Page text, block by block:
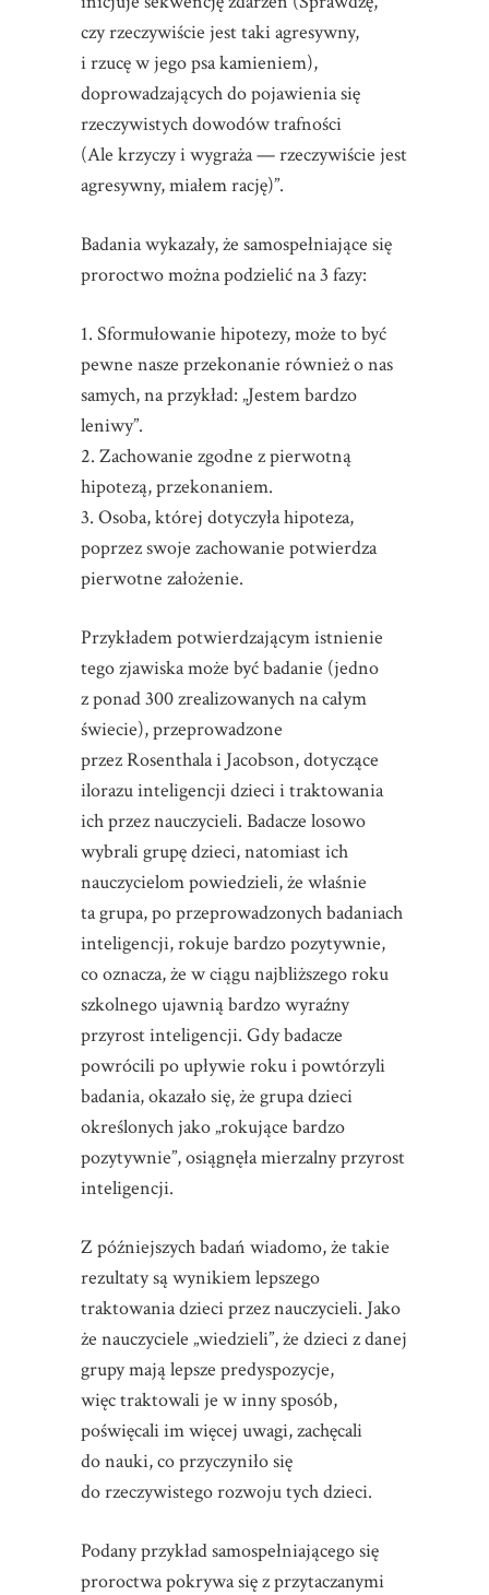
czy rzeczywiście jest taki agresywny,
i rzucę w jego psa kamieniem),
doprowadzających do pojawienia się
rzeczywistych dowodów trafności
(Ale krzyczy i wygraża — rzeczywiście jest
agresywny, miałem rację)”.
Badania wykazały, że samospełniające się
proroctwo można podzielić na 3 fazy:
1. Sformułowanie hipotezy, może to być
pewne nasze przekonanie również o nas
samych, na przykład: „Jestem bardzo
leniwy”.
2. Zachowanie zgodne z pierwotną
hipotezą, przekonaniem.
3. Osoba, której dotyczyła hipoteza,
poprzez swoje zachowanie potwierdza
pierwotne założenie.
Przykładem potwierdzającym istnienie
tego zjawiska może być badanie (jedno
z ponad 300 zrealizowanych na całym
świecie), przeprowadzone
przez Rosenthala i Jacobson, dotyczące
ilorazu inteligencji dzieci i traktowania
ich przez nauczycieli. Badacze losowo
wybrali grupę dzieci, natomiast ich
nauczycielom powiedzieli, że właśnie
ta grupa, po przeprowadzonych badaniach
inteligencji, rokuje bardzo pozytywnie,
co oznacza, że w ciągu najbliższego roku
szkolnego ujawnią bardzo wyraźny
przyrost inteligencji. Gdy badacze
powrócili po upływie roku i powtórzyli
badania, okazało się, że grupa dzieci
określonych jako „rokujące bardzo
pozytywnie”, osiągnęła mierzalny przyrost
inteligencji.
Z późniejszych badań wiadomo, że takie
rezultaty są wynikiem lepszego
traktowania dzieci przez nauczycieli. Jako
że nauczyciele „wiedzieli”, że dzieci z danej
grupy mają lepsze predyspozycje,
więc traktowali je w inny sposób,
poświęcali im więcej uwagi, zachęcali
do nauki, co przyczyniło się
do rzeczywistego rozwoju tych dzieci.
Podany przykład samospełniającego się
proroctwa pokrywa się z przytaczanymi